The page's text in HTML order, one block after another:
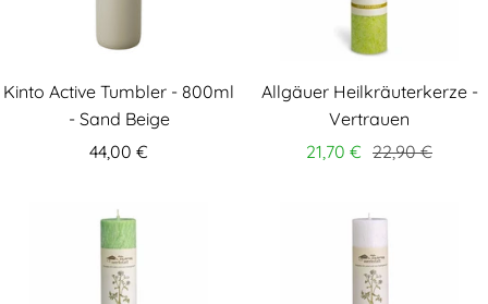
Kinto Active Tumbler - 800ml
- Sand Beige
44,00 €
Allgäuer Heilkräuterkerze -
Vertrauen
21,70 € 22,90 €